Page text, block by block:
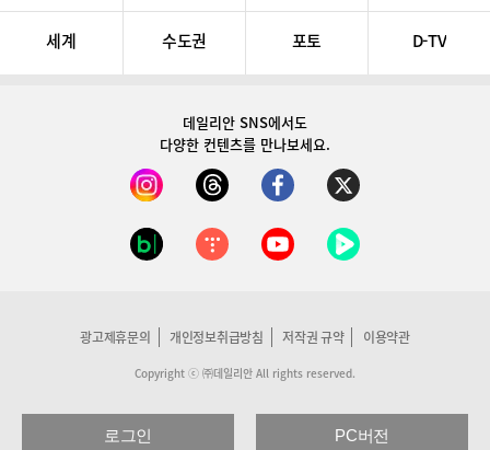
세계 수도권 포토 D-TV
데일리안 SNS에서도
다양한 컨텐츠를 만나보세요.
광고제휴문의 개인정보취급방침 저작권 규약 이용약관
Copyright ⓒ ㈜데일리안 All rights reserved.
로그인 PC버전